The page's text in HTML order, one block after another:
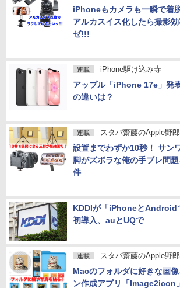
iPhoneもカメラも一瞬で着
アルカスイス化したら撮影
ゼ!!!
連載 iPhone駆け込み寺
アップル「iPhone 17e」発
の違いは？
連載 スタパ齋藤のApple野郎
設置までわずか10秒！ サン
脚がズボラな俺の手ブレ問
件
KDDIが「iPhoneとAndroid
初導入、auとUQで
連載 スタパ齋藤のApple野郎
Macのフォルダに好きな画
ン作成アプリ「Image2icon